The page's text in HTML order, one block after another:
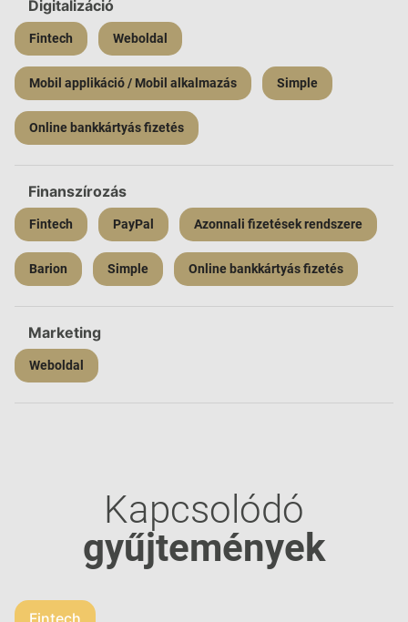
Digitalizáció
Fintech Weboldal
Mobil applikáció / Mobil alkalmazás Simple
Online bankkártyás fizetés
Finanszírozás
Fintech PayPal Azonnali fizetések rendszere
Barion Simple Online bankkártyás fizetés
Marketing
Weboldal
Kapcsolódó
gyűjtemények
Fintech